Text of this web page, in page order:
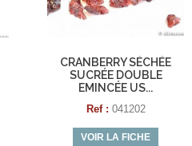
CRANBERRY SÉCHÉE
SUCRÉE DOUBLE
EMINCÉE US...
Ref : 041202
VOIR LA FICHE